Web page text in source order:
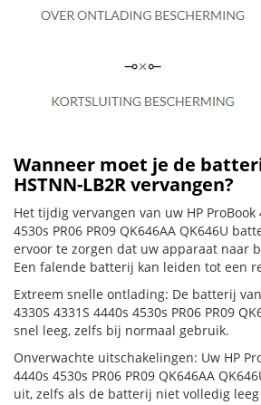
Wanneer moet je de
HSTNN-LB2R vervangen?
Het tijdig vervangen van uw HP ProBook
4530s PR06 PR09 QK646AA QK646U
ervoor te zorgen dat uw apparaat naar
Een falende batterij kan leiden tot een
Extreem snelle ontlading: De batterij
4330S 4331S 4440s 4530s PR06 PR09
snel leeg, zelfs bij normaal gebruik.
Onverwachte uitschakelingen: Uw HP
4440s 4530s PR06 PR09 QK646AA
uit, zelfs als de batterij niet volledig leeg